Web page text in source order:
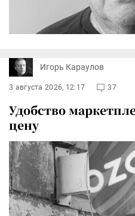
Игорь Караулов
3 августа 2026, 12:17 37
Удобство
цену